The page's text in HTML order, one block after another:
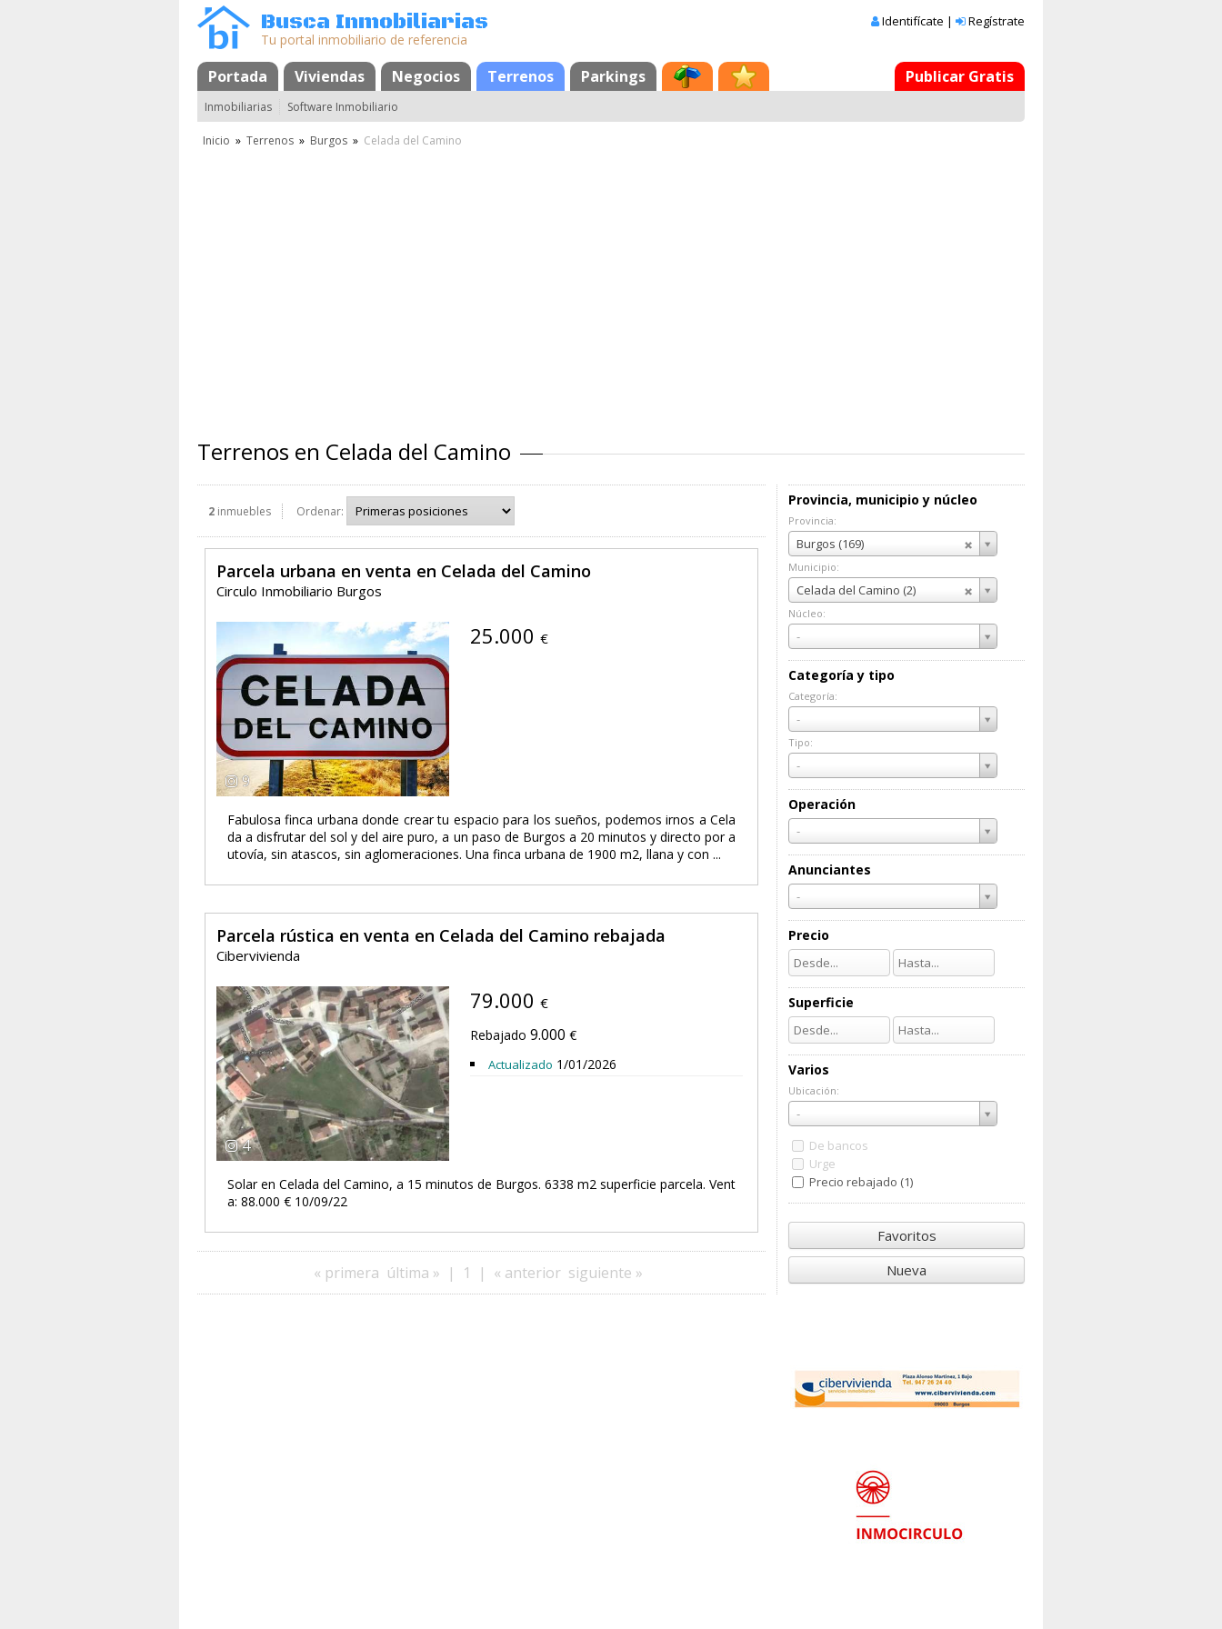
Busca Inmobiliarias
Tu portal inmobiliario de referencia
Identifícate | Regístrate
Portada Viviendas Negocios Terrenos Parkings
MapaFavoritos Publicar Gratis
Inmobiliarias Software Inmobiliario
Inicio » Terrenos » Burgos » Celada del Camino
Terrenos en Celada del Camino
Provincia, municipio y núcleo
Provincia:
Burgos (169)
Provincia:
Municipio:
Celada del Camino (2)
Municipio:
Núcleo:
-
Núcleo:
Categoría y tipo
Categoría:
-
Categoría:
Tipo:
-
Tipo:
Operación
-
Anunciantes
-
Precio
Superficie
Varios
Ubicación:
-
Ubicación:
De bancos
Urge
Precio rebajado (1)
Favoritos
Nueva
2 inmuebles Ordenar:
Parcela urbana en venta en Celada del Camino
Circulo Inmobiliario Burgos
9
25.000 €
Fabulosa finca urbana donde crear tu espacio para los sueños, podemos irnos a Cela
da a disfrutar del sol y del aire puro, a un paso de Burgos a 20 minutos y directo por a
utovía, sin atascos, sin aglomeraciones. Una finca urbana de 1900 m2, llana y con ...
Parcela rústica en venta en Celada del Camino rebajada
Cibervivienda
4
79.000 €
Rebajado 9.000 €
Actualizado 1/01/2026
Solar en Celada del Camino, a 15 minutos de Burgos. 6338 m2 superficie parcela. Vent
a: 88.000 € 10/09/22
« primera última » | 1 | « anterior siguiente »